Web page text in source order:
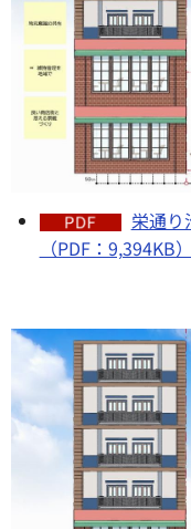
栄通り
（PDF：9,394KB）